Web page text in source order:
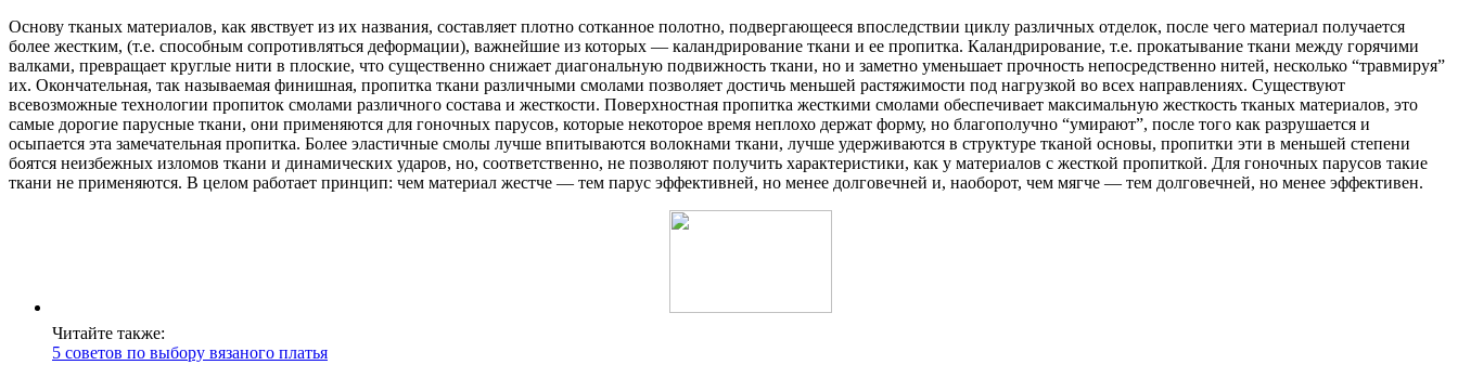
Основу тканых материалов, как явствует из их названия, составляет плотно сотканное полотно, подвергающееся впоследствии циклу различных отделок, после чего материал получается
более жестким, (т.е. способным сопротивляться деформации), важнейшие из которых — каландрирование ткани и ее пропитка. Каландрирование, т.е. прокатывание ткани между горячими
валками, превращает круглые нити в плоские, что существенно снижает диагональную подвижность ткани, но и заметно уменьшает прочность непосредственно нитей, несколько “травмируя”
их. Окончательная, так называемая финишная, пропитка ткани различными смолами позволяет достичь меньшей растяжимости под нагрузкой во всех направлениях. Существуют
всевозможные технологии пропиток смолами различного состава и жесткости. Поверхностная пропитка жесткими смолами обеспечивает максимальную жесткость тканых материалов, это
самые дорогие парусные ткани, они применяются для гоночных парусов, которые некоторое время неплохо держат форму, но благополучно “умирают”, после того как разрушается и
осыпается эта замечательная пропитка. Более эластичные смолы лучше впитываются волокнами ткани, лучше удерживаются в структуре тканой основы, пропитки эти в меньшей степени
боятся неизбежных изломов ткани и динамических ударов, но, соответственно, не позволяют получить характеристики, как у материалов с жесткой пропиткой. Для гоночных парусов такие
ткани не применяются. В целом работает принцип: чем материал жестче — тем парус эффективней, но менее долговечней и, наоборот, чем мягче — тем долговечней, но менее эффективен.
Читайте также:
5 советов по выбору вязаного платья